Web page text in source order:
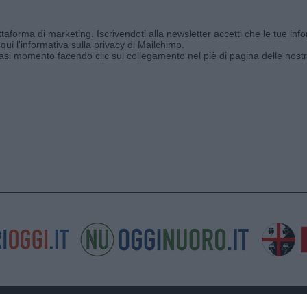
di marketing. Iscrivendoti alla newsletter accetti che le tue
l'informativa sulla privacy di Mailchimp
momento facendo clic sul collegamento nel piè di pagina delle